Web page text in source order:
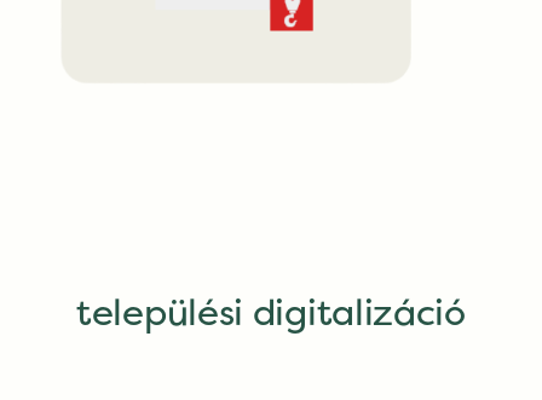
települési digitalizáció